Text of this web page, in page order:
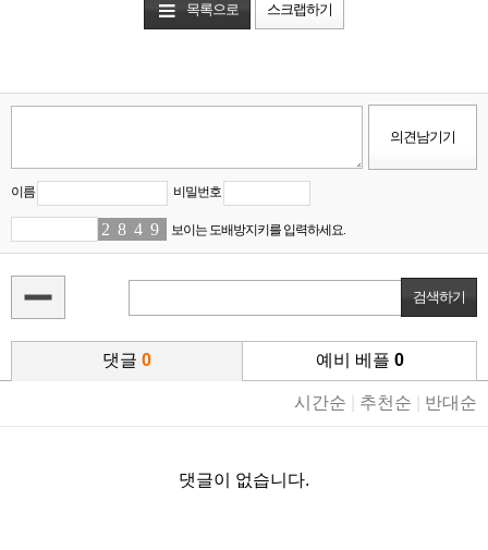
목록으로 스크랩하기
이름 비밀번호
2 82 40 92 보이는 도배방지키를 입력하세요.
댓글 0 예비 베플 0
시간순 추천순 반대순
댓글이 없습니다.